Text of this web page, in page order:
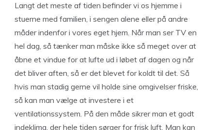
Langt det meste af tiden befinder vi os hjemme i
stuerne med familien, i sengen alene eller på andre
måder indenfor i vores eget hjem. Når man ser TV en
hel dag, så tænker man måske ikke så meget over at
åbne et vindue for at lufte ud i løbet af dagen og når
det bliver aften, så er det blevet for koldt til det. Så
hvis man stadig gerne vil holde sine omgivelser friske,
så kan man vælge at investere i et
ventilationssystem. På den måde sikrer man et godt
indeklima, der hele tiden sørger for frisk luft. Man kan